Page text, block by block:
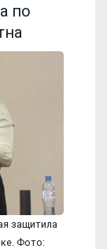
по
защитила
Фото: